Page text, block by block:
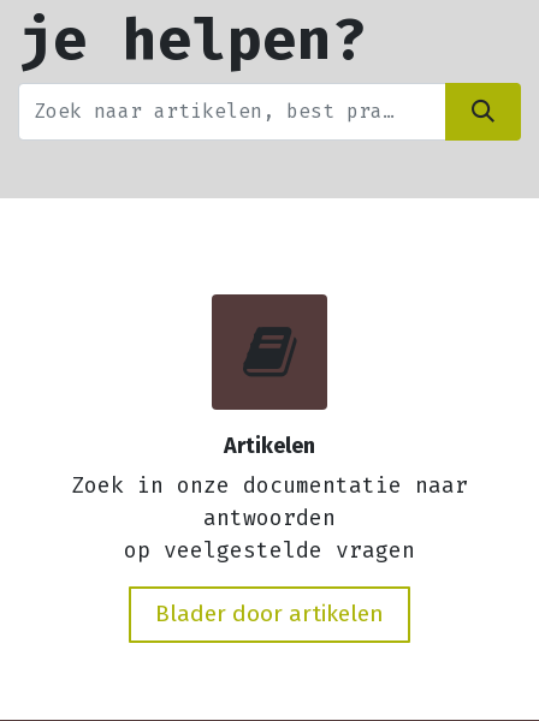
je helpen?
Artikelen
Zoek in onze documentatie naar
antwoorden
op veelgestelde vragen
Blader door artikelen